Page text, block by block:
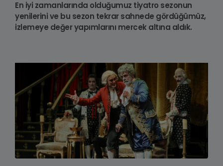
En iyi zamanlarında olduğumuz tiyatro sezonun
yenilerini ve bu sezon tekrar sahnede gördüğümüz,
izlemeye değer yapımlarını mercek altına aldık.